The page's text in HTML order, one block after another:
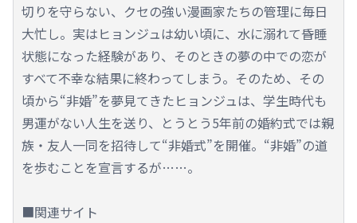
切りを守らない、クセの強い漫画家たちの管理に毎日
大忙し。実はヒョンジュは幼い頃に、水に溺れて昏睡
状態になった経験があり、そのときの夢の中での恋が
すべて不幸な結果に終わってしまう。そのため、その
頃から“非婚”を夢見てきたヒョンジュは、学生時代も
男運がない人生を送り、とうとう5年前の婚約式では親
族・友人一同を招待して“非婚式”を開催。“非婚”の道
を歩むことを宣言するが……。
■関連サイト